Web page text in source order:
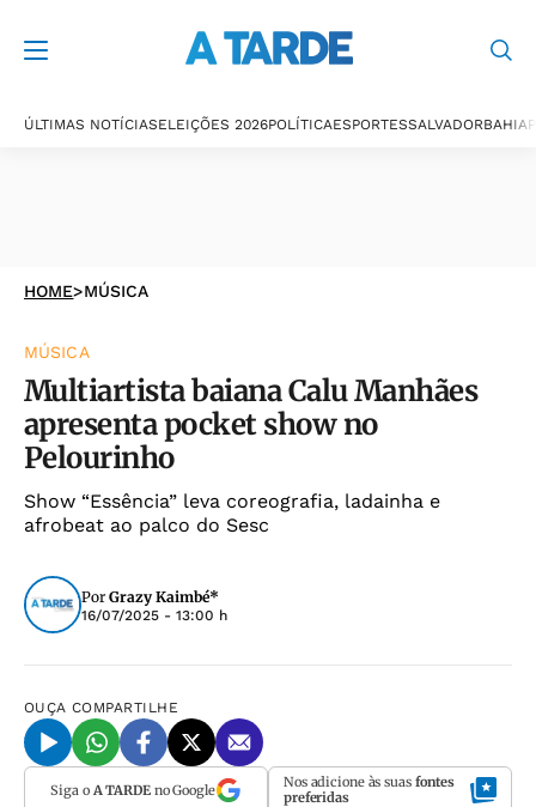
ÚLTIMAS NOTÍCIASELEIÇÕES 2026POLÍTICAESPORTESSALVADORBAHIA
HOME>MÚSICA
MÚSICA
Multiartista baiana Calu Manhães
apresenta pocket show no
Pelourinho
Show “Essência” leva coreografia, ladainha e
afrobeat ao palco do Sesc
Por Grazy Kaimbé*
16/07/2025 - 13:00 h
OUÇA COMPARTILHE
Siga o A TARDEno Google Nos adicione às suas fontes
preferidas